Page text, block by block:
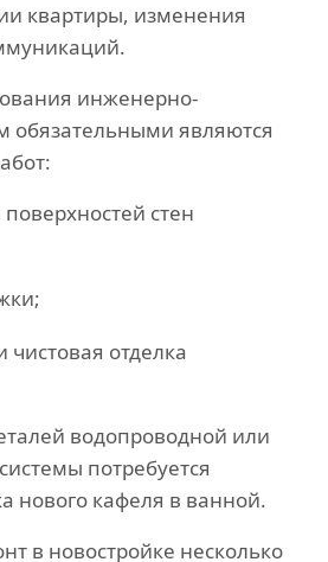
квартиры, изменения
инженерно-
обязательными являются
стен
чистовая отделка
водопроводной или
потребуется
нового кафеля в ванной.
в новостройке несколько